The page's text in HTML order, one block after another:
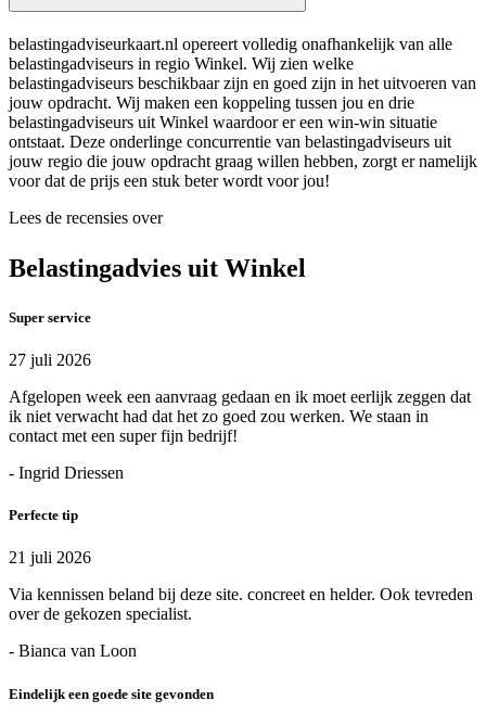
belastingadviseurkaart.nl opereert volledig onafhankelijk van alle
belastingadviseurs in regio Winkel. Wij zien welke
belastingadviseurs beschikbaar zijn en goed zijn in het uitvoeren van
jouw opdracht. Wij maken een koppeling tussen jou en drie
belastingadviseurs uit Winkel waardoor er een win-win situatie
ontstaat. Deze onderlinge concurrentie van belastingadviseurs uit
jouw regio die jouw opdracht graag willen hebben, zorgt er namelijk
voor dat de prijs een stuk beter wordt voor jou!
Lees de recensies over
Belastingadvies uit Winkel
Super service
27 juli 2026
Afgelopen week een aanvraag gedaan en ik moet eerlijk zeggen dat
ik niet verwacht had dat het zo goed zou werken. We staan in
contact met een super fijn bedrijf!
- Ingrid Driessen
Perfecte tip
21 juli 2026
Via kennissen beland bij deze site. concreet en helder. Ook tevreden
over de gekozen specialist.
- Bianca van Loon
Eindelijk een goede site gevonden